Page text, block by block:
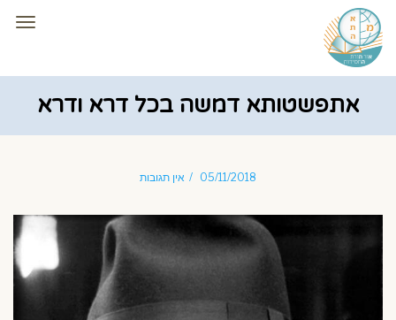
אתפשטותא דמשה בכל דרא ודרא
05/11/2018 אין תגובות